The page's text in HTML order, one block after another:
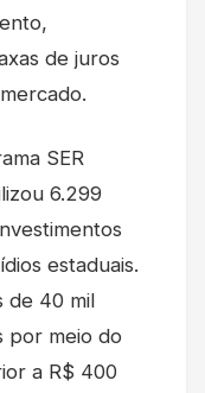
de juros
SER
6.299
estaduais.
de 40 mil
por meio do
a R$ 400